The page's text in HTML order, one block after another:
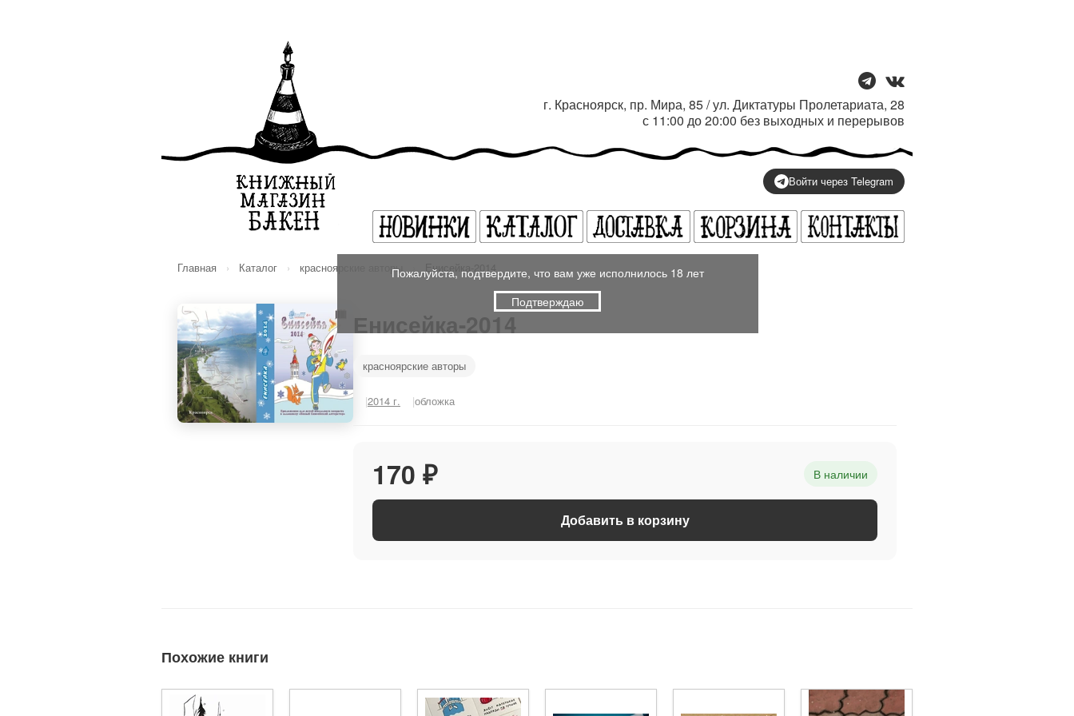
г. Красноярск, пр. Мира, 85 / ул. Диктатуры Пролетариата, 28
с 11:00 до 20:00 без выходных и перерывов
Войти через Telegram
Главная › Каталог › красноярские авторы Енисейка-2014
Енисейка-2014
красноярские авторы
2014 г. обложка
170 ₽ В наличии
Добавить в корзину
Похожие книги
Пожалуйста, подтвердите, что вам уже исполнилось 18 лет
Подтверждаю